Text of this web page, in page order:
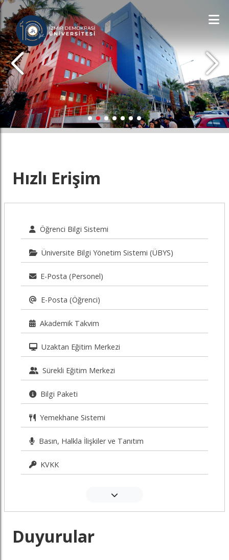
İDÜ'YÜ KEŞFET
Hızlı Erişim
Öğrenci Bilgi Sistemi
Üniversite Bilgi Yönetim Sistemi (ÜBYS)
E-Posta (Personel)
E-Posta (Öğrenci)
Akademik Takvim
Uzaktan Eğitim Merkezi
Sürekli Eğitim Merkezi
Bilgi Paketi
Yemekhane Sistemi
Basın, Halkla İlişkiler ve Tanıtım
KVKK
Duyurular